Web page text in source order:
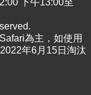
下午13:00至
為主，如使用
年6月15日淘汰